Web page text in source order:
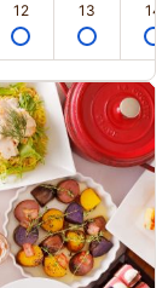
12 13 14